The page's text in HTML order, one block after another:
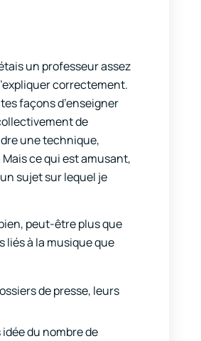
un professeur assez
correctement.
façons d’enseigner
de
une technique,
ce qui est amusant,
sujet sur lequel je
peut-être plus que
liés à la musique que
de presse, leurs
du nombre de